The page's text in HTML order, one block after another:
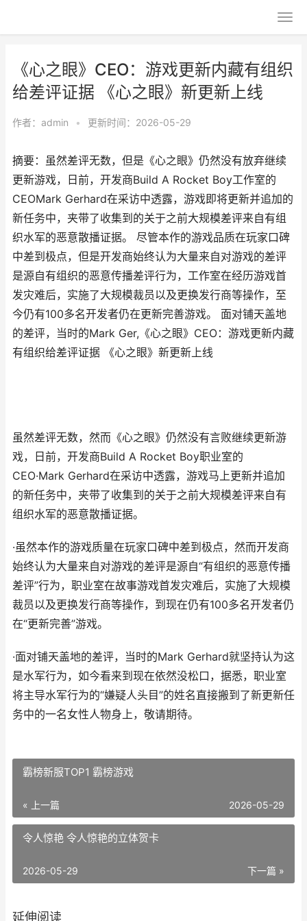
《心之眼》CEO：游戏更新内藏有组织
给差评证据 《心之眼》新更新上线
作者： admin • 更新时间：2026-05-29
摘要：虽然差评无数，但是《心之眼》仍然没有放弃继续
更新游戏，日前，开发商Build A Rocket Boy工作室的
CEOMark Gerhard在采访中透露，游戏即将更新并追加的
新任务中，夹带了收集到的关于之前大规模差评来自有组
织水军的恶意散播证据。 尽管本作的游戏品质在玩家口碑
中差到极点，但是开发商始终认为大量来自对游戏的差评
是源自有组织的恶意传播差评行为，工作室在经历游戏首
发灾难后，实施了大规模裁员以及更换发行商等操作，至
今仍有100多名开发者仍在更新完善游戏。 面对铺天盖地
的差评，当时的Mark Ger,《心之眼》CEO：游戏更新内藏
有组织给差评证据 《心之眼》新更新上线
虽然差评无数，然而《心之眼》仍然没有言败继续更新游
戏，日前，开发商Build A Rocket Boy职业室的
CEO·Mark Gerhard在采访中透露，游戏马上更新并追加
的新任务中，夹带了收集到的关于之前大规模差评来自有
组织水军的恶意散播证据。
·虽然本作的游戏质量在玩家口碑中差到极点，然而开发商
始终认为大量来自对游戏的差评是源自“有组织的恶意传播
差评”行为，职业室在故事游戏首发灾难后，实施了大规模
裁员以及更换发行商等操作，到现在仍有100多名开发者仍
在“更新完善”游戏。
·面对铺天盖地的差评，当时的Mark Gerhard就坚持认为这
是水军行为，如今看来到现在依然没松口，据悉，职业室
将主导水军行为的“嫌疑人头目”的姓名直接搬到了新更新任
务中的一名女性人物身上，敬请期待。
霸榜新服TOP1 霸榜游戏
« 上一篇 2026-05-29
令人惊艳 令人惊艳的立体贺卡
下一篇 »
2026-05-29
延伸阅读